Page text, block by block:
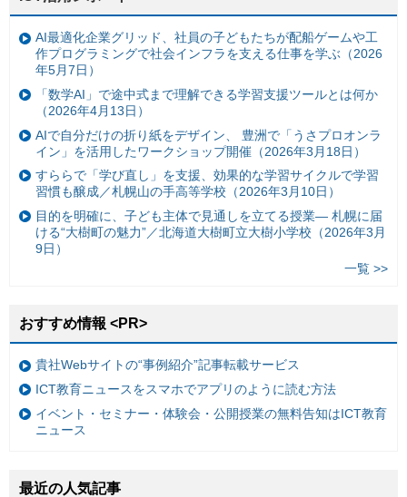
AI最適化企業グリッド、社員の子どもたちが配船ゲームや工
作プログラミングで社会インフラを支える仕事を学ぶ（2026
年5月7日）
「数学AI」で途中式まで理解できる学習支援ツールとは何か
（2026年4月13日）
AIで自分だけの折り紙をデザイン、 豊洲で「うさプロオンラ
イン」を活用したワークショップ開催（2026年3月18日）
すららで「学び直し」を支援、効果的な学習サイクルで学習
習慣も醸成／札幌山の手高等学校（2026年3月10日）
目的を明確に、子ども主体で見通しを立てる授業— 札幌に届
ける“大樹町の魅力”／北海道大樹町立大樹小学校（2026年3月
9日）
一覧 >>
おすすめ情報 <PR>
貴社Webサイトの“事例紹介”記事転載サービス
ICT教育ニュースをスマホでアプリのように読む方法
イベント・セミナー・体験会・公開授業の無料告知はICT教育
ニュース
最近の人気記事